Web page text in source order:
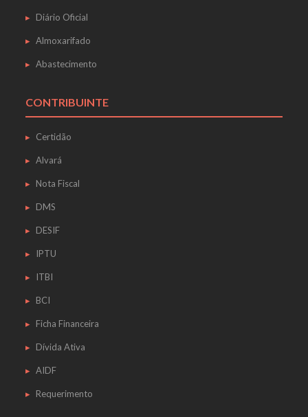
Diário Oficial
Almoxarifado
Abastecimento
CONTRIBUINTE
Certidão
Alvará
Nota Fiscal
DMS
DESIF
IPTU
ITBI
BCI
Ficha Financeira
Dívida Ativa
AIDF
Requerimento